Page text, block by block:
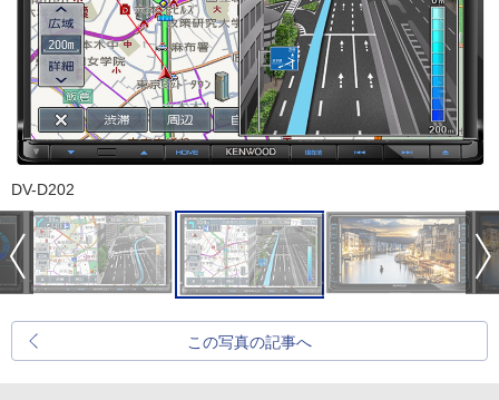
DV-D202
この写真の記事へ